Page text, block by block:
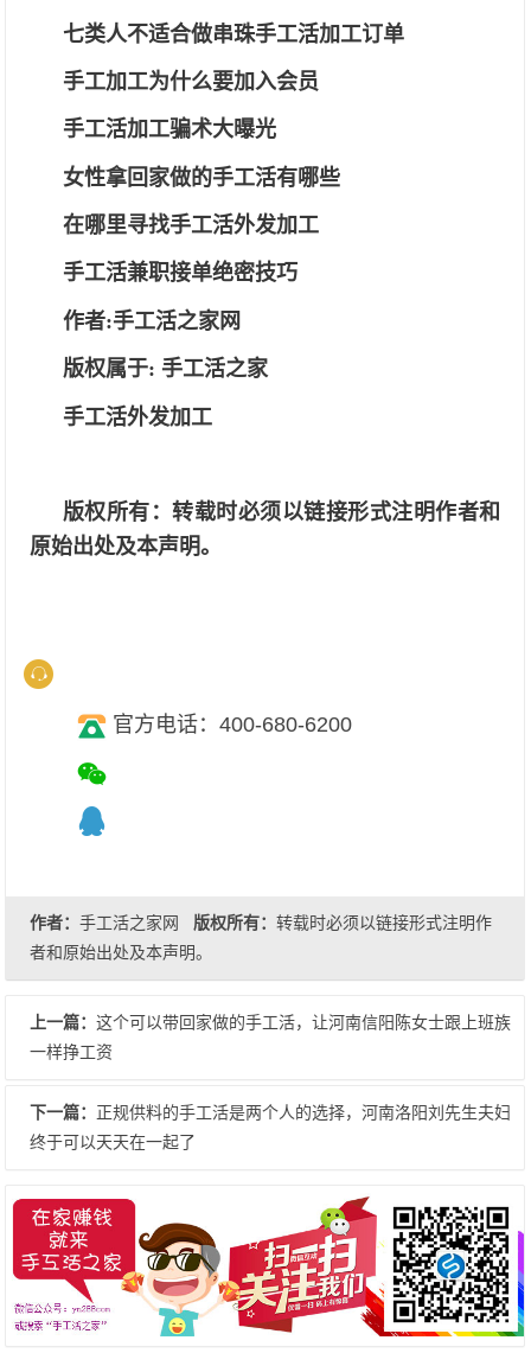
七类人不适合做串珠手工活加工订单
手工加工为什么要加入会员
手工活加工骗术大曝光
女性拿回家做的手工活有哪些
在哪里寻找手工活外发加工
手工活兼职接单绝密技巧
作者:手工活之家网
版权属于: 手工活之家
手工活外发加工
版权所有：转载时必须以链接形式注明作者和
原始出处及本声明。
官方电话：400-680-6200
作者：手工活之家网版权所有：转载时必须以链接形式注明作
者和原始出处及本声明。
上一篇：这个可以带回家做的手工活，让河南信阳陈女士跟上班族
一样挣工资
下一篇： 正规供料的手工活是两个人的选择，河南洛阳刘先生夫妇
终于可以天天在一起了